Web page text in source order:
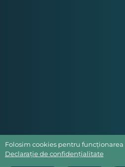
Folosim cookies pentru
Declarație de confidențialitate